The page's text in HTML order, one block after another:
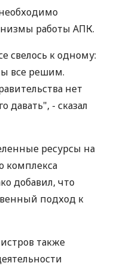
работы АПК.
свелось к одному:
все решим.
нет
давать", - сказал
ресурсы на
комплекса
добавил, что
подход к
также